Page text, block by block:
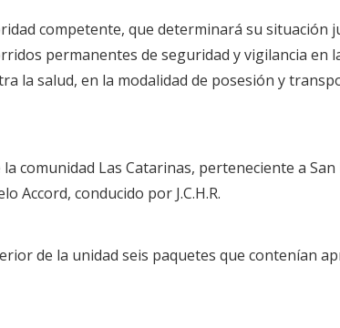
competente, que determinará su situación
permanentes de seguridad y vigilancia en
la salud, en la modalidad de posesión y
comunidad Las Catarinas, perteneciente a
Accord, conducido por J.C.H.R.
de la unidad seis paquetes que contenían